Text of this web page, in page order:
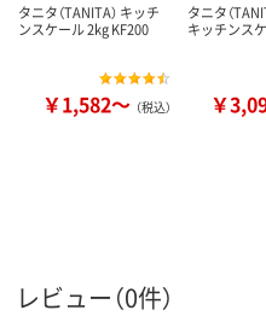
タニタ（TANITA） キッチ
ンスケール 2kg KF200
￥1,582～ （税込）
タニタ（
キッチンス
￥
レビュー（0件）